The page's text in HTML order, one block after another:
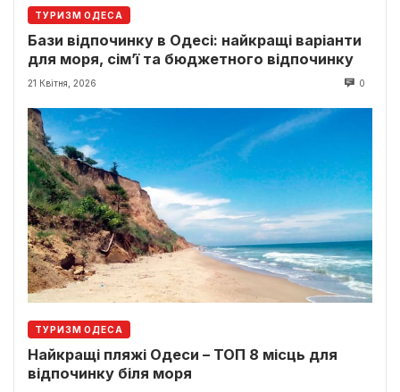
ТУРИЗМ ОДЕСА
Бази відпочинку в Одесі: найкращі варіанти
для моря, сім’ї та бюджетного відпочинку
21 Квітня, 2026 0
ТУРИЗМ ОДЕСА
Найкращі пляжі Одеси – ТОП 8 місць для
відпочинку біля моря